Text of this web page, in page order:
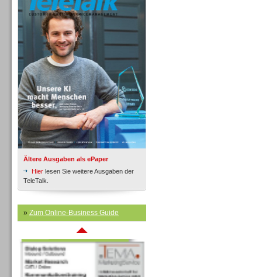
Ältere Ausgaben als ePaper
Hier lesen Sie weitere Ausgaben der
TeleTalk.
» Zum Online-Business Guide
Inbound
Inbound